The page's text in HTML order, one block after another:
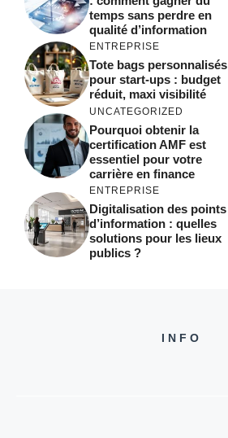
temps sans perdre en
qualité d’information
ENTREPRISE
Tote bags personnalisés
pour start-ups : budget
réduit, maxi visibilité
UNCATEGORIZED
Pourquoi obtenir la
certification AMF est
essentiel pour votre
carrière en finance
ENTREPRISE
Digitalisation des points
d’information : quelles
solutions pour les lieux
publics ?
INFO